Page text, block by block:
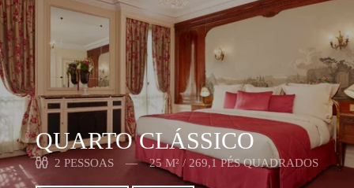
QUARTO CLÁSSICO
2 PESSOAS 25 M² / 269,1 PÉS QUADRADOS